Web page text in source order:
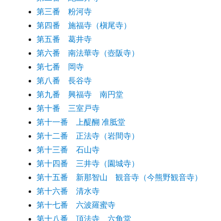
第三番 粉河寺
第四番 施福寺（槇尾寺）
第五番 葛井寺
第六番 南法華寺（壺阪寺）
第七番 岡寺
第八番 長谷寺
第九番 興福寺 南円堂
第十番 三室戸寺
第十一番 上醍醐 准胝堂
第十二番 正法寺（岩間寺）
第十三番 石山寺
第十四番 三井寺（園城寺）
第十五番 新那智山 観音寺（今熊野観音寺）
第十六番 清水寺
第十七番 六波羅蜜寺
第十八番 頂法寺 六角堂